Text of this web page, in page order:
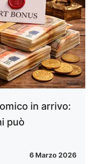
in arrivo:
può
6 Marzo 2026